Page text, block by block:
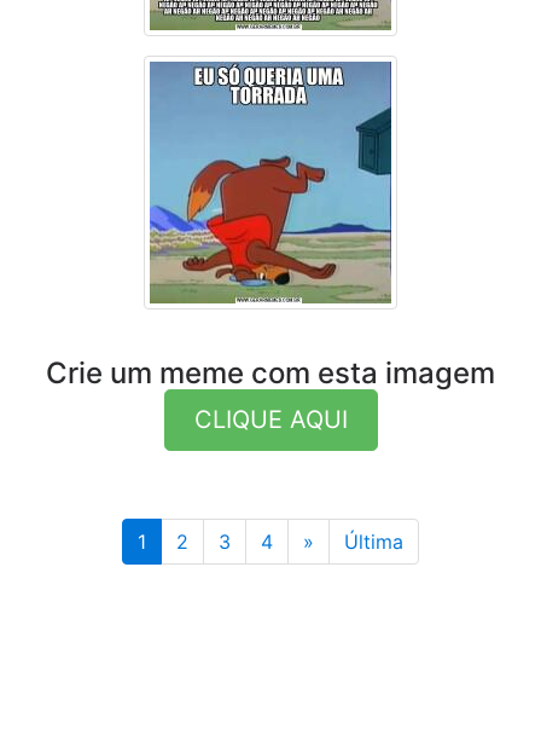
Crie um meme com esta imagem
CLIQUE AQUI
1 2 3 4 » ÚltimaÚltima